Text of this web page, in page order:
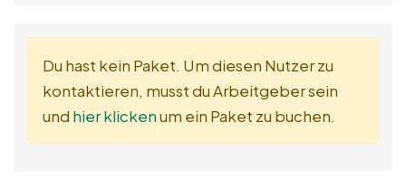
Du hast kein Paket. Um diesen Nutzer zu
kontaktieren, musst du Arbeitgeber sein
und hier klickenum ein Paket zu buchen.